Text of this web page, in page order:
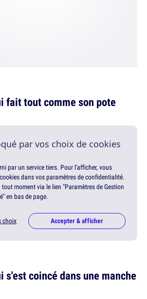
fait tout comme son pote
par vos choix de cookies
par un service tiers. Pour l'afficher, vous
dans vos paramètres de confidentialité.
moment via le lien "Paramètres de Gestion
en bas de page.
choix Accepter & afficher
s'est coincé dans une manche